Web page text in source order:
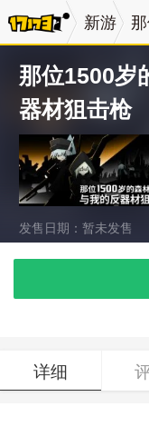
新游
那位1500岁
器材狙击枪
发售日期：暂未发售
详细